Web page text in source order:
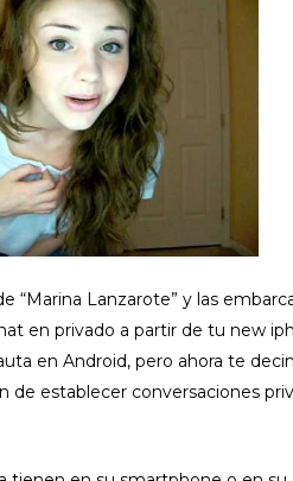
“Marina Lanzarote” y las
en privado a partir de tu new
en Android, pero ahora te
establecer conversaciones